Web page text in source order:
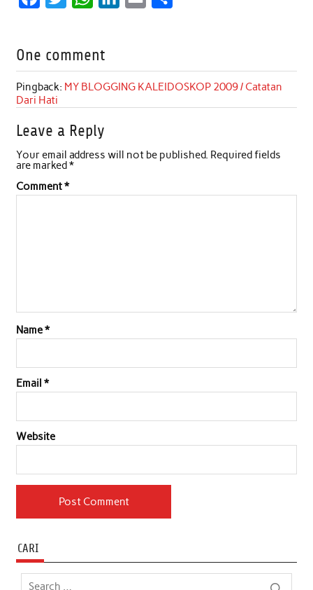
e
b
o
t
t
r
t
s
p
e
l
e
One comment
Pingback: MY BLOGGING KALEIDOSKOP 2009 / Catatan
Dari Hati
Leave a Reply
Your email address will not be published. Required fields
are marked*
Comment*
Name*
Email *
Website
CARI